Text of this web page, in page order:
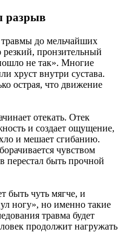
разрыв
травмы до мельчайших
пронзительный
не так». Многие
хруст внутри сустава.
острая, что движение
отекать. Отек
и создает ощущение,
и мешает сгибанию.
чувством
перестал быть прочной
быть чуть мягче, и
ногу», но именно такие
травма будет
продолжит нагружать